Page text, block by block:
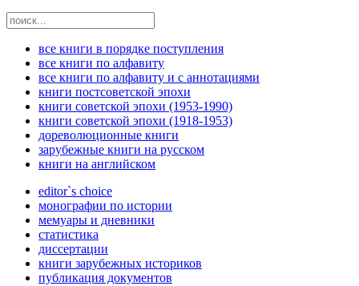
все книги в порядке поступления
все книги по алфавиту
все книги по алфавиту и с аннотациями
книги постсоветской эпохи
книги советской эпохи (1953-1990)
книги советской эпохи (1918-1953)
дореволюционные книги
зарубежные книги на русском
книги на английском
editor`s choice
монографии по истории
мемуары и дневники
статистика
диссертации
книги зарубежных историков
публикация документов